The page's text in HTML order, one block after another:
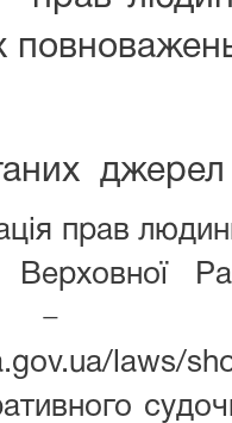
джерел
прав
Верховної
−
laws/